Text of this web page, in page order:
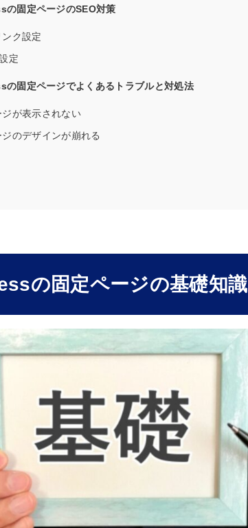
の固定ページのSEO対策
ク設定
定
の固定ページでよくあるトラブルと対処法
ジが表示されない
のデザインが崩れる
の固定ページの基礎知識